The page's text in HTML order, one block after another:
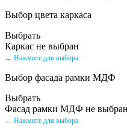
Выбор цвета каркаса
Выбрать
Каркас не выбран
← Нажмите для выбора
Выбор фасада рамки МДФ
Выбрать
Фасад рамки МДФ не выбран
← Нажмите для выбора